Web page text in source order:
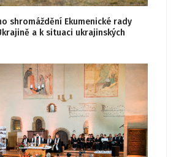
shromáždění Ekumenické rady
a k situaci ukrajinských